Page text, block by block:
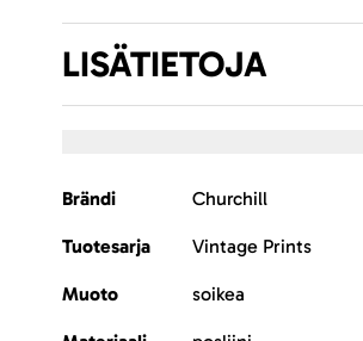
LISÄTIETOJA
Lisätietoja
Brändi Churchill
Tuotesarja Vintage Prints
Muoto soikea